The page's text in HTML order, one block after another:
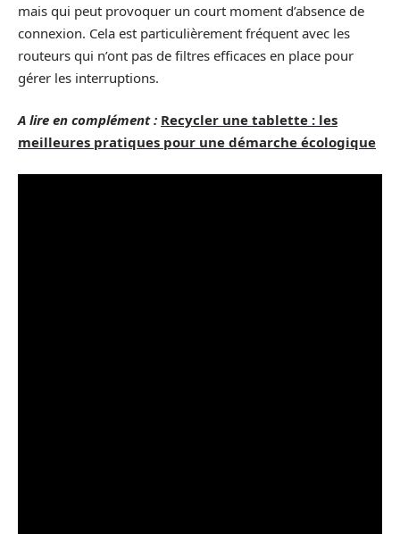
mais qui peut provoquer un court moment d’absence de
connexion. Cela est particulièrement fréquent avec les
routeurs qui n’ont pas de filtres efficaces en place pour
gérer les interruptions.
A lire en complément : Recycler une tablette : les
meilleures pratiques pour une démarche écologique